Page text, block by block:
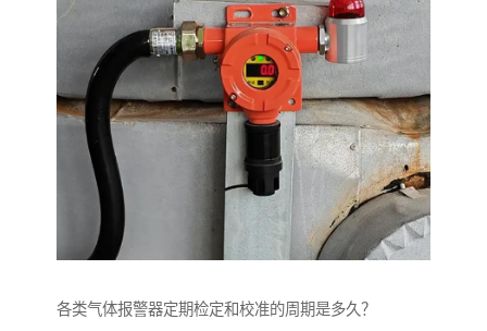
各类气体报警器定期检定和校准的周期是多久？